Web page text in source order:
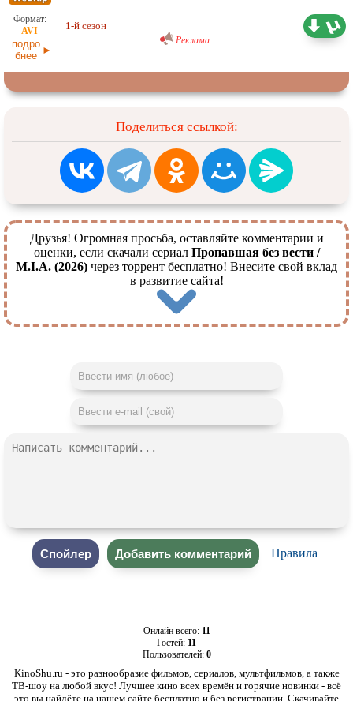
подро
бнее
1-й сезон
Реклама
Поделиться ссылкой:
Друзья! Огромная просьба, оставляйте комментарии и
оценки, если скачали сериал Пропавшая без вести /
M.I.A. (2026) через торрент бесплатно! Внесите свой вклад
в развитие сайта!
Правила
Онлайн всего: 11
Гостей: 11
Пользователей: 0
KinoShu.ru - это разнообразие фильмов, сериалов, мультфильмов, а также
ТВ-шоу на любой вкус! Лучшее кино всех времён и горячие новинки - всё
это вы найдёте на нашем сайте бесплатно и без регистрации. Скачивайте